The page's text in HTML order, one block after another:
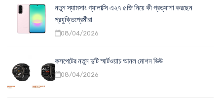
নতুন স্যামসাং গ্যালাক্সি এ২৭ ৫জি নিয়ে কী প্রত্যাশা করছেন
প্রযুক্তিপ্রেমীরা
08/04/2026
কসপেটের নতুন দুটি স্মার্টওয়াচ আনল মোশন ভিউ
08/04/2026